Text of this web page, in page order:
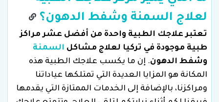
لعلاج السمنة وشفط الدهون؟
تعتبر علاجك الطبية واحدة من أفضل عشر مراكز
طبية موجودة في تركيا لعلاج مشاكل السمنة
وشفط الدهون. إن ما يكسب علاجك الطبية هذه
المكانة هو المزايا العديدة التي تمتلكها عياداتنا
ومراكزنا، بالإضافة إلى الخدمات الممتازة التي يقدمها